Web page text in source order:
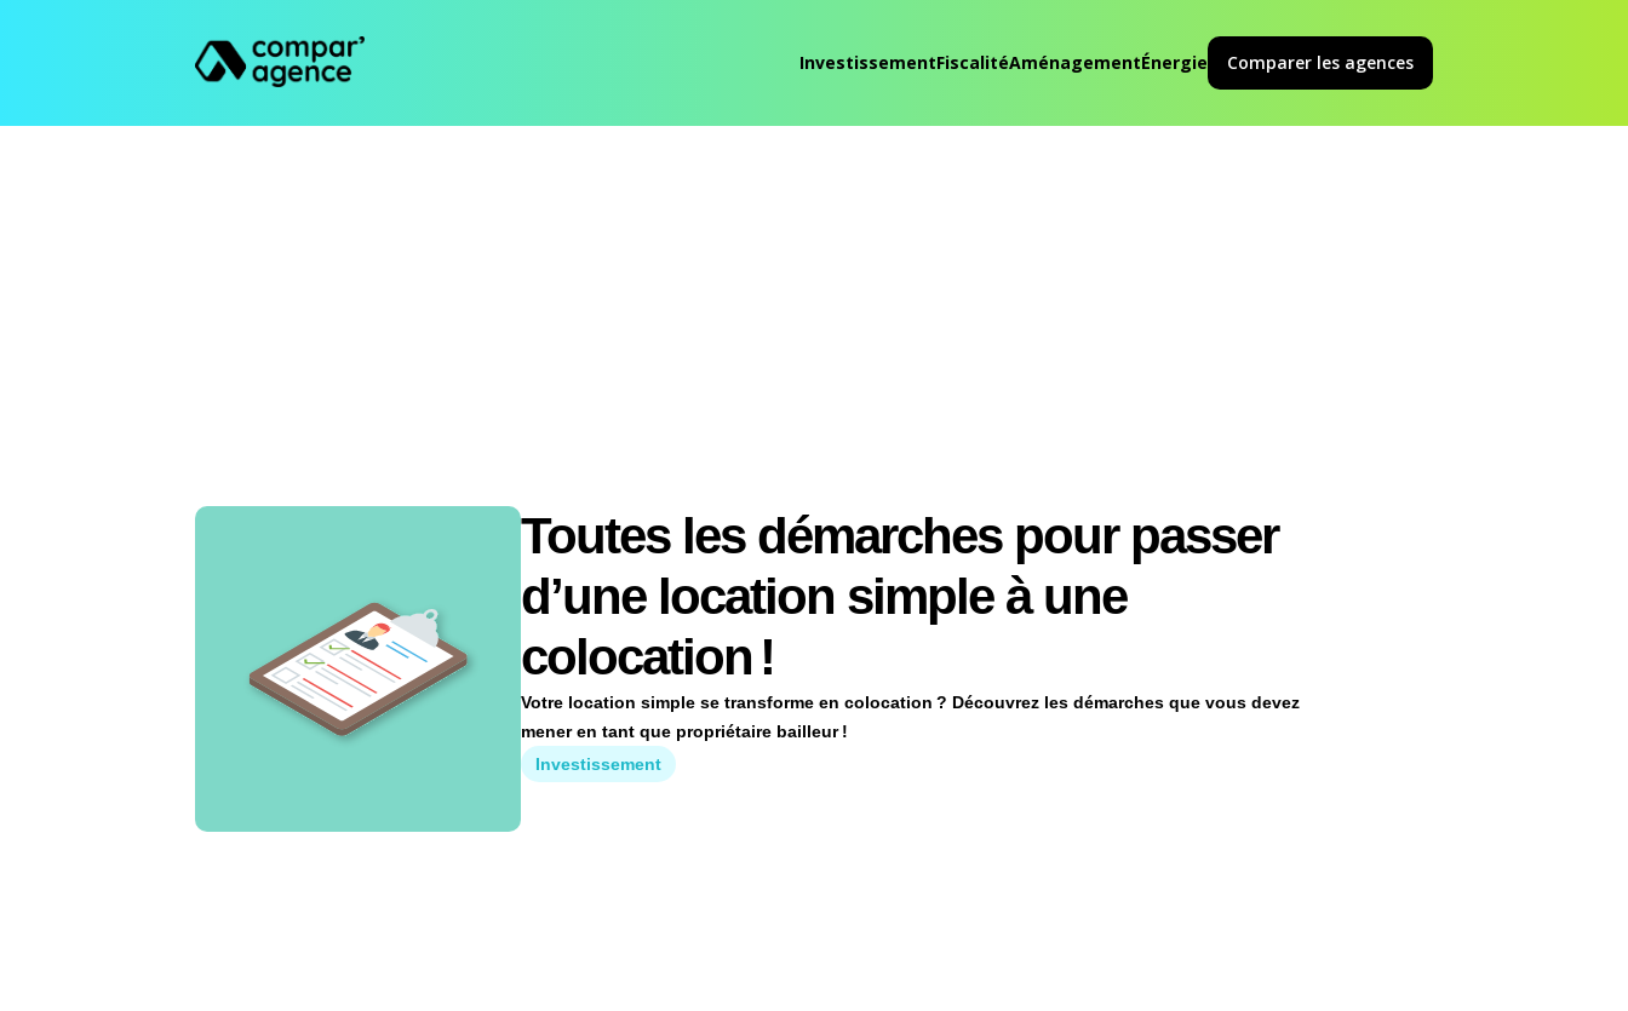
InvestissementFiscalitéAménagementÉnergie Comparer les agences
Toutes les démarches pour passer
d’une location simple à une
colocation !
Votre location simple se transforme en colocation ? Découvrez les démarches que vous devez
mener en tant que propriétaire bailleur !
Investissement